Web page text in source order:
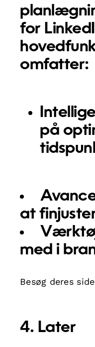
for
omfatter:
på
at
med i
Besøg deres
4. Later